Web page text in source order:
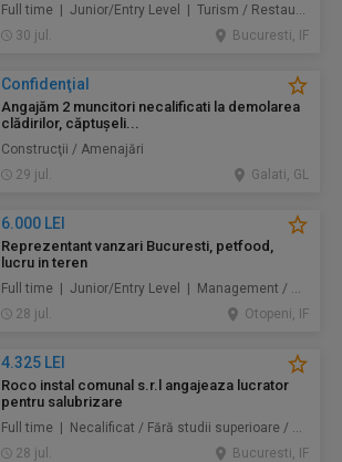
Full time | Junior/Entry Level | Turism / Restaurante / Hoteluri
30 jul.
Bucuresti, IF
Confidenţial
Angajăm 2 muncitori necalificati la demolarea
clădirilor, căptușeli...
Construcţii / Amenajări
29 jul.
Galati, GL
6.000 LEI
Reprezentant vanzari Bucuresti, petfood,
lucru in teren
Full time | Junior/Entry Level | Management / Vânzări
28 jul.
Otopeni, IF
4.325 LEI
Roco instal comunal s.r.l angajeaza lucrator
pentru salubrizare
Full time | Necalificat / Fără studii superioare / Junior/Entry Level | Protecţia mediului / Prestări servicii
28 jul.
Bucuresti, IF